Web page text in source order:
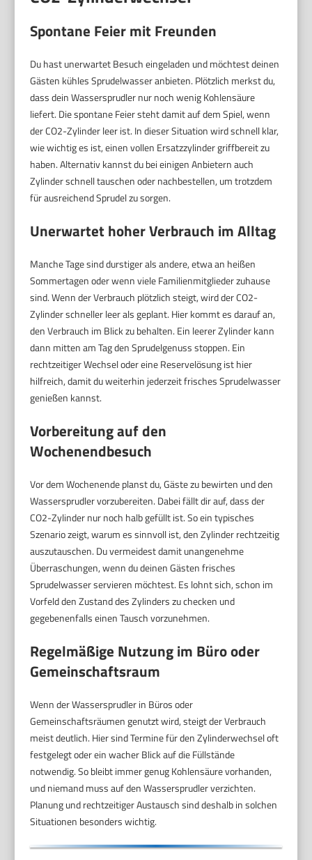
Spontane Feier mit Freunden
Du hast unerwartet Besuch eingeladen und möchtest deinen
Gästen kühles Sprudelwasser anbieten. Plötzlich merkst du,
dass dein Wassersprudler nur noch wenig Kohlensäure
liefert. Die spontane Feier steht damit auf dem Spiel, wenn
der CO2-Zylinder leer ist. In dieser Situation wird schnell klar,
wie wichtig es ist, einen vollen Ersatzzylinder griffbereit zu
haben. Alternativ kannst du bei einigen Anbietern auch
Zylinder schnell tauschen oder nachbestellen, um trotzdem
für ausreichend Sprudel zu sorgen.
Unerwartet hoher Verbrauch im Alltag
Manche Tage sind durstiger als andere, etwa an heißen
Sommertagen oder wenn viele Familienmitglieder zuhause
sind. Wenn der Verbrauch plötzlich steigt, wird der CO2-
Zylinder schneller leer als geplant. Hier kommt es darauf an,
den Verbrauch im Blick zu behalten. Ein leerer Zylinder kann
dann mitten am Tag den Sprudelgenuss stoppen. Ein
rechtzeitiger Wechsel oder eine Reservelösung ist hier
hilfreich, damit du weiterhin jederzeit frisches Sprudelwasser
genießen kannst.
Vorbereitung auf den
Wochenendbesuch
Vor dem Wochenende planst du, Gäste zu bewirten und den
Wassersprudler vorzubereiten. Dabei fällt dir auf, dass der
CO2-Zylinder nur noch halb gefüllt ist. So ein typisches
Szenario zeigt, warum es sinnvoll ist, den Zylinder rechtzeitig
auszutauschen. Du vermeidest damit unangenehme
Überraschungen, wenn du deinen Gästen frisches
Sprudelwasser servieren möchtest. Es lohnt sich, schon im
Vorfeld den Zustand des Zylinders zu checken und
gegebenenfalls einen Tausch vorzunehmen.
Regelmäßige Nutzung im Büro oder
Gemeinschaftsraum
Wenn der Wassersprudler in Büros oder
Gemeinschaftsräumen genutzt wird, steigt der Verbrauch
meist deutlich. Hier sind Termine für den Zylinderwechsel oft
festgelegt oder ein wacher Blick auf die Füllstände
notwendig. So bleibt immer genug Kohlensäure vorhanden,
und niemand muss auf den Wassersprudler verzichten.
Planung und rechtzeitiger Austausch sind deshalb in solchen
Situationen besonders wichtig.